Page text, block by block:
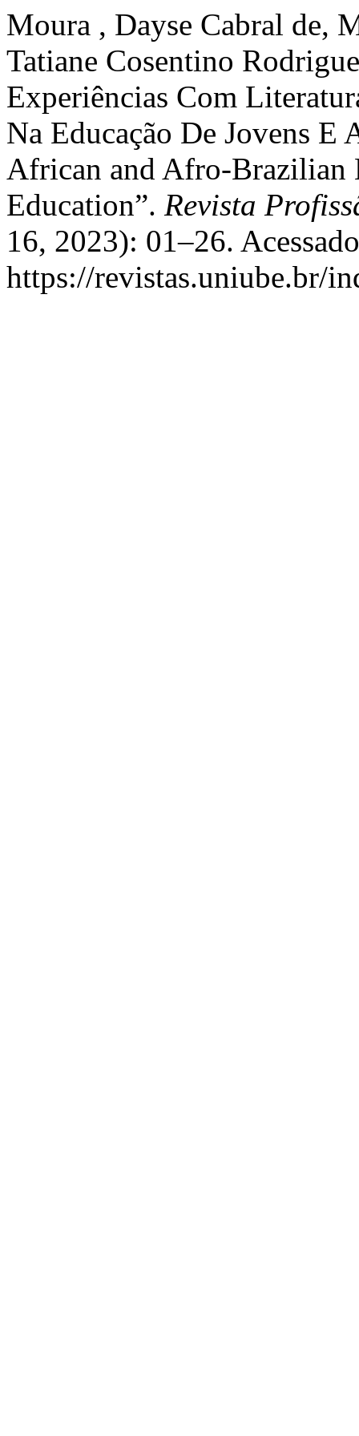
Moura , Dayse Cabral de,
Tatiane Cosentino
Experiências Com
Na Educação De Jovens
African and Afro-Brazilian
Education”. Revista
16, 2023): 01–26.
https://revistas.uniube.br/